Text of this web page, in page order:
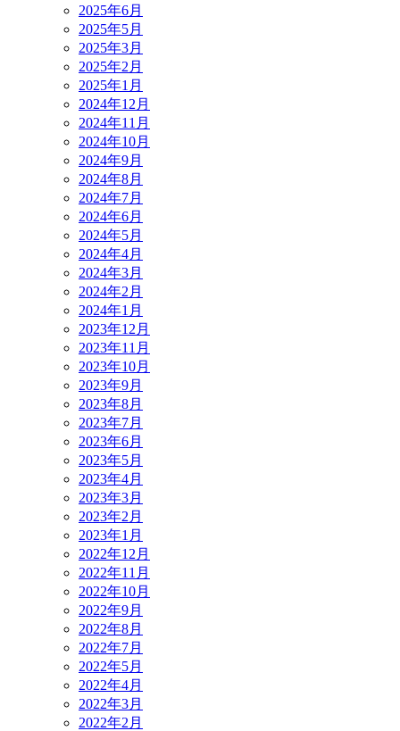
2025年6月
2025年5月
2025年3月
2025年2月
2025年1月
2024年12月
2024年11月
2024年10月
2024年9月
2024年8月
2024年7月
2024年6月
2024年5月
2024年4月
2024年3月
2024年2月
2024年1月
2023年12月
2023年11月
2023年10月
2023年9月
2023年8月
2023年7月
2023年6月
2023年5月
2023年4月
2023年3月
2023年2月
2023年1月
2022年12月
2022年11月
2022年10月
2022年9月
2022年8月
2022年7月
2022年5月
2022年4月
2022年3月
2022年2月